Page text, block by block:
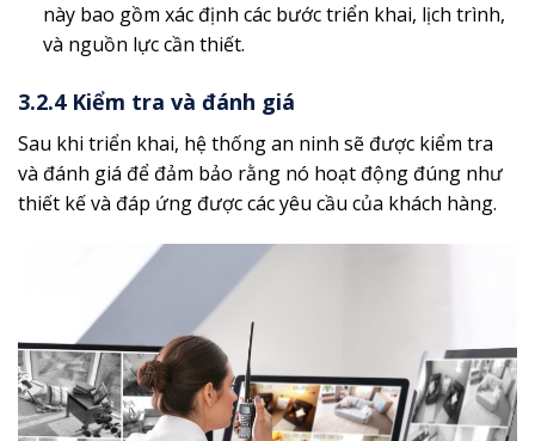
này bao gồm xác định các bước triển khai, lịch trình,
và nguồn lực cần thiết.
3.2.4 Kiểm tra và đánh giá
Sau khi triển khai, hệ thống an ninh sẽ được kiểm tra
và đánh giá để đảm bảo rằng nó hoạt động đúng như
thiết kế và đáp ứng được các yêu cầu của khách hàng.